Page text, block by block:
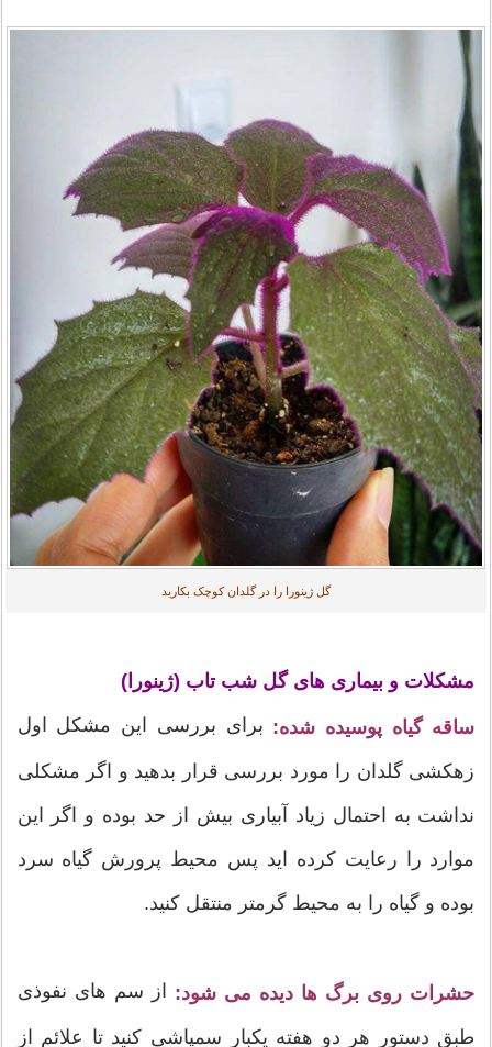
گل ژینورا را در گلدان کوچک بکارید
مشکلات و بیماری های گل شب تاب (ژینورا)
ساقه گیاه پوسیده شده: برای بررسی این مشکل اول
زهکشی گلدان را مورد بررسی قرار بدهید و اگر مشکلی
نداشت به احتمال زیاد آبیاری بیش از حد بوده و اگر این
موارد را رعایت کرده اید پس محیط پرورش گیاه سرد
بوده و گیاه را به محیط گرمتر منتقل کنید.
حشرات روی برگ ها دیده می شود: از سم های نفوذی
طبق دستور هر دو هفته یکبار سمپاشی کنید تا علائم از